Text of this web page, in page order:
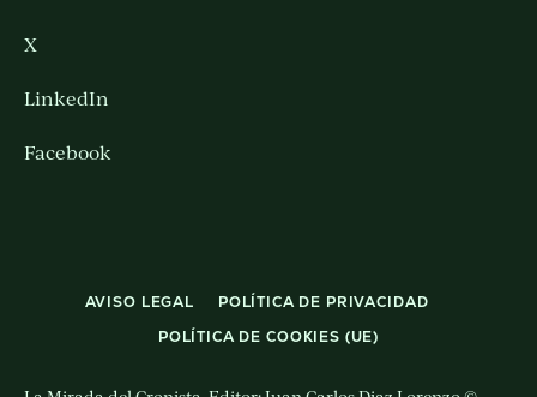
X
LinkedIn
Facebook
AVISO LEGAL
POLÍTICA DE PRIVACIDAD
POLÍTICA DE COOKIES (UE)